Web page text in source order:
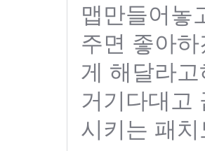
맵만들어놓
주면 좋아
게 해달라
거기다대고
시키는 패